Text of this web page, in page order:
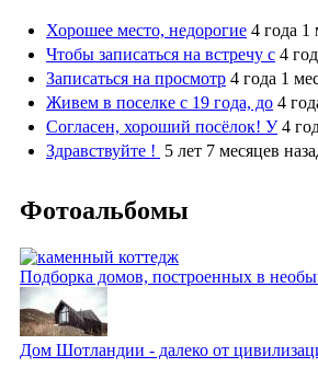
Хорошее место, недорогие 4 года 1
Чтобы записаться на встречу с 4
Записаться на просмотр 4 года 1
Живем в поселке с 19 года, до 4
Согласен, хороший посёлок! У 4
Здравствуйте ! 5 лет 7 месяцев
Фотоальбомы
Подборка домов, построенных в
Дом Шотландии - далеко от